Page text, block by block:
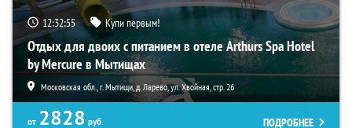
12:32:54 Купи первым!
Отдых для двоих с питанием в отеле Arthurs Spa Hotel
by Mercure в Мытищах
Московская обл., г. Мытищи, д. Ларево, ул. Хвойная, стр. 26
от 2828 руб.
ПОДРОБНЕЕ